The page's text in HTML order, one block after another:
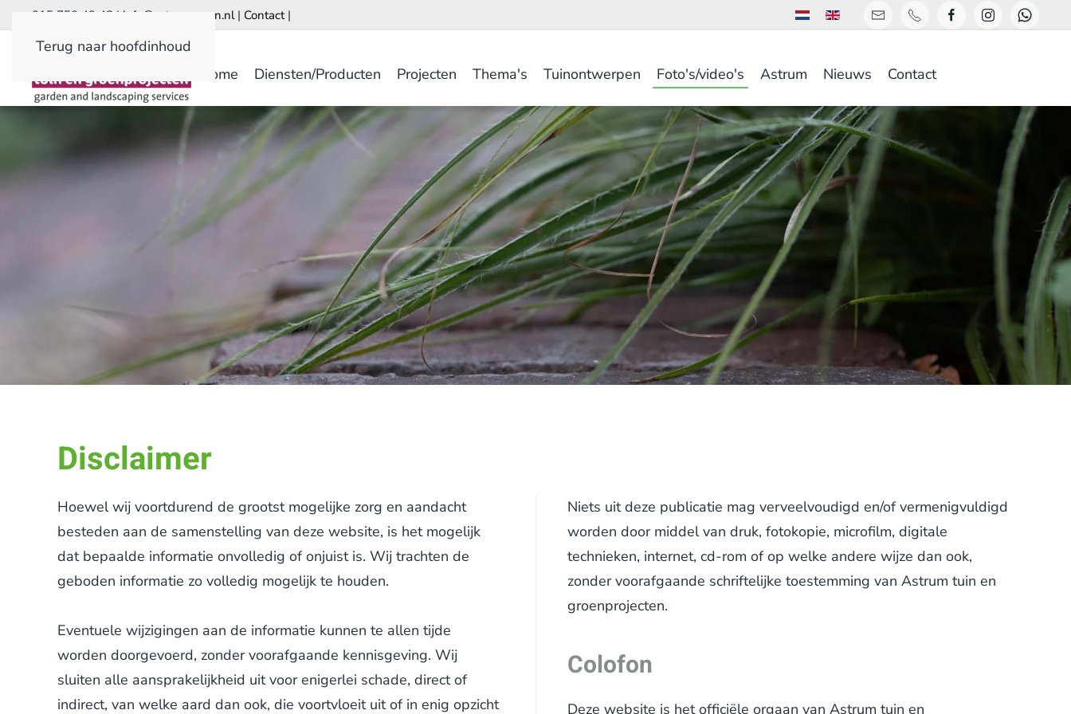
Terug naar hoofdinhoud
015 750 49 48 | info@astrumgroen.nl| Contact|
Home Diensten/Producten Projecten Thema's Tuinontwerpen Foto's/video's Astrum Nieuws Contact
Disclaimer
Hoewel wij voortdurend de grootst mogelijke zorg en aandacht
besteden aan de samenstelling van deze website, is het mogelijk
dat bepaalde informatie onvolledig of onjuist is. Wij trachten de
geboden informatie zo volledig mogelijk te houden.
Eventuele wijzigingen aan de informatie kunnen te allen tijde
worden doorgevoerd, zonder voorafgaande kennisgeving. Wij
sluiten alle aansprakelijkheid uit voor enigerlei schade, direct of
indirect, van welke aard dan ook, die voortvloeit uit of in enig opzicht
Niets uit deze publicatie mag verveelvoudigd en/of vermenigvuldigd
worden door middel van druk, fotokopie, microfilm, digitale
technieken, internet, cd-rom of op welke andere wijze dan ook,
zonder voorafgaande schriftelijke toestemming van Astrum tuin en
groenprojecten.
Colofon
Deze website is het officiële orgaan van Astrum tuin en